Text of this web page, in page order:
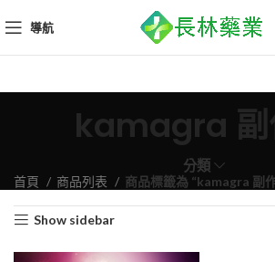
導航
kamagra 副
分類
首頁 商品列表 商品標籤為 “kamagra 副
Show sidebar